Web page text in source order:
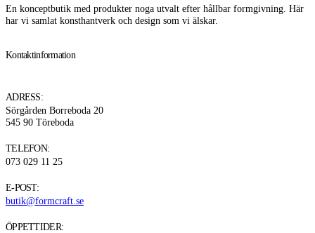
En konceptbutik med produkter noga utvalt efter hållbar formgivning. Här
har vi samlat konsthantverk och design som vi älskar.
Kontaktinformation
ADRESS:
Sörgården Borreboda 20
545 90 Töreboda
TELEFON:
073 029 11 25
E-POST:
butik@formcraft.se
ÖPPETTIDER: